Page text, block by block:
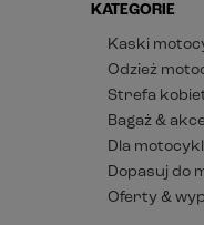
KATEGORIE
Kaski
Odzież
Strefa
Bagaż &
Dla
Dopasuj do
Oferty &